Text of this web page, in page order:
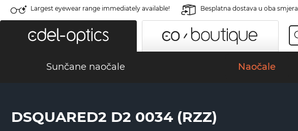
Largest eyewear range immediately available! Besplatna dostava u oba smjera
Sunčane naočale Naočale
DSQUARED2 D2 0034 (RZZ)